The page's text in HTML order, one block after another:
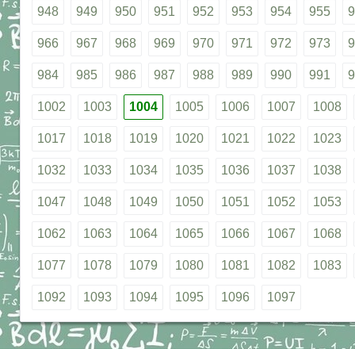
948 949 950 951 952 953 954 955
966 967 968 969 970 971 972 973
984 985 986 987 988 989 990 991
1002 1003 1004 1005 1006 1007 1008
1017 1018 1019 1020 1021 1022 1023
1032 1033 1034 1035 1036 1037 1038
1047 1048 1049 1050 1051 1052 1053
1062 1063 1064 1065 1066 1067 1068
1077 1078 1079 1080 1081 1082 1083
1092 1093 1094 1095 1096 1097